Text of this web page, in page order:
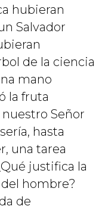
hubieran
Salvador
de la ciencia
mano
la fruta
Señor
hasta
una tarea
justifica la
hombre?
de